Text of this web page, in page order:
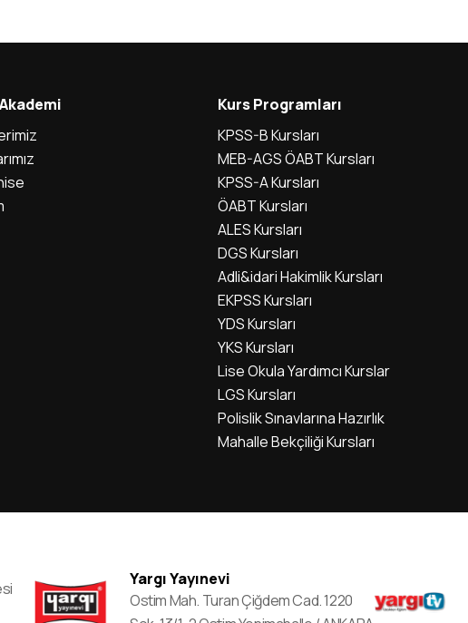
Kurs Programları
KPSS-B Kursları
MEB-AGS ÖABT Kursları
KPSS-A Kursları
ÖABT Kursları
ALES Kursları
DGS Kursları
Adli&idari Hakimlik Kursları
EKPSS Kursları
YDS Kursları
YKS Kursları
Lise Okula Yardımcı Kurslar
LGS Kursları
Polislik Sınavlarına Hazırlık
Mahalle Bekçiliği Kursları
Yargı Yayınevi
Ostim Mah. Turan Çiğdem Cad. 1220